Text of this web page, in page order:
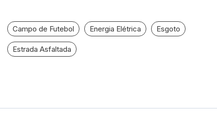
Campo de Futebol Energia Elétrica Esgoto
Estrada Asfaltada